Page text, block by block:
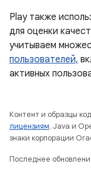
Play также
для оценки
учитываем
пользователей,
активных
Контент и образцы
лицензиям. Java и
знаки корпорации
Последнее